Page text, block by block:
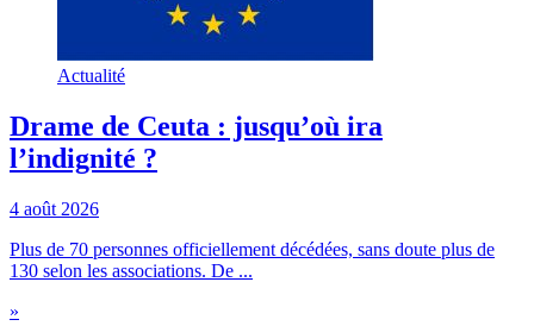
Actualité
Drame de Ceuta : jusqu’où ira
l’indignité ?
4 août 2026
Plus de 70 personnes officiellement décédées, sans doute plus de
130 selon les associations. De ...
»